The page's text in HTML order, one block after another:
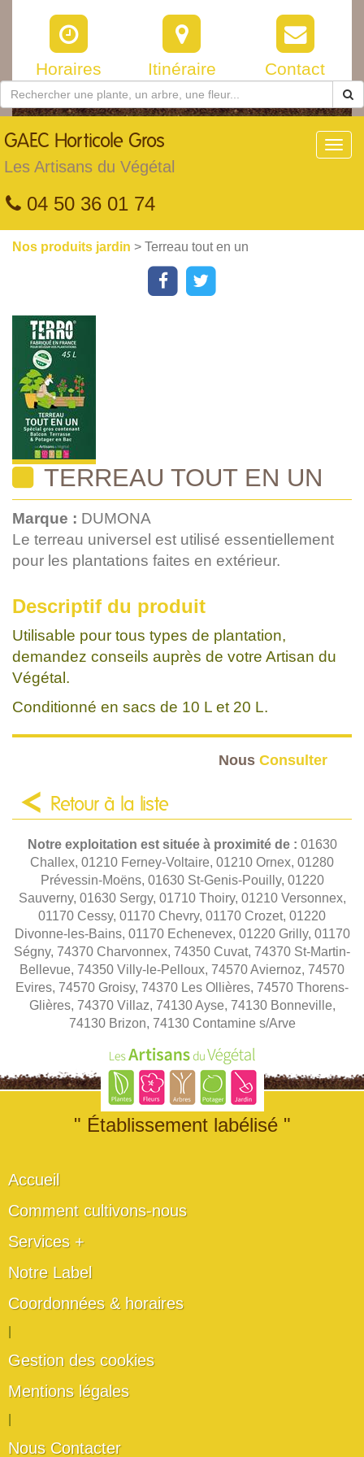
Horaires Itinéraire Contact
GAEC Horticole Gros
Les Artisans du Végétal
04 50 36 01 74
Nos produits jardin > Terreau tout en un
TERREAU TOUT EN UN
Marque : DUMONA
Le terreau universel est utilisé essentiellement
pour les plantations faites en extérieur.
Descriptif du produit
Utilisable pour tous types de plantation,
demandez conseils auprès de votre Artisan du
Végétal.
Conditionné en sacs de 10 L et 20 L.
Nous Consulter
Retour à la liste
Notre exploitation est située à proximité de : 01630
Challex, 01210 Ferney-Voltaire, 01210 Ornex, 01280
Prévessin-Moëns, 01630 St-Genis-Pouilly, 01220
Sauverny, 01630 Sergy, 01710 Thoiry, 01210 Versonnex,
01170 Cessy, 01170 Chevry, 01170 Crozet, 01220
Divonne-les-Bains, 01170 Echenevex, 01220 Grilly, 01170
Ségny, 74370 Charvonnex, 74350 Cuvat, 74370 St-Martin-
Bellevue, 74350 Villy-le-Pelloux, 74570 Aviernoz, 74570
Evires, 74570 Groisy, 74370 Les Ollières, 74570 Thorens-
Glières, 74370 Villaz, 74130 Ayse, 74130 Bonneville,
74130 Brizon, 74130 Contamine s/Arve
" Établissement labélisé "
Accueil
Comment cultivons-nous
Services +
Notre Label
Coordonnées & horaires
Gestion des cookies
Mentions légales
Nous Contacter